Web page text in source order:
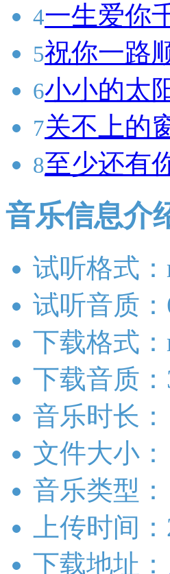
4一生爱你
5祝你一路
6小小的太
7关不上的
8至少还有
音乐信息介
试听格式：
试听音质：
下载格式：
下载音质：
音乐时长：
文件大小：
音乐类型
上传时间
下载地址：